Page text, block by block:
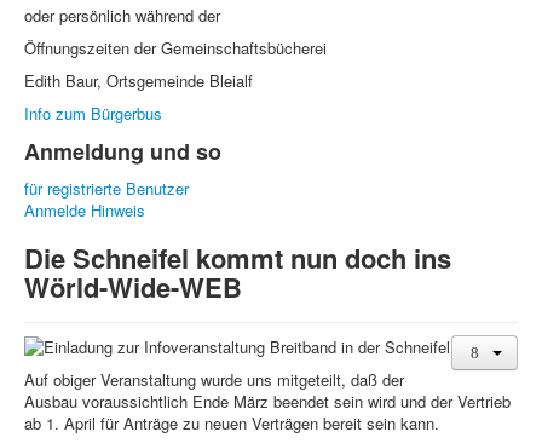
oder persönlich während der
Öffnungszeiten der Gemeinschaftsbücherei
Edith Baur, Ortsgemeinde Bleialf
Info zum Bürgerbus
Anmeldung und so
für registrierte Benutzer
Anmelde Hinweis
Die Schneifel kommt nun doch ins
Wörld-Wide-WEB
Auf obiger Veranstaltung wurde uns mitgeteilt, daß der
Ausbau voraussichtlich Ende März beendet sein wird und der Vertrieb
ab 1. April für Anträge zu neuen Verträgen bereit sein kann.